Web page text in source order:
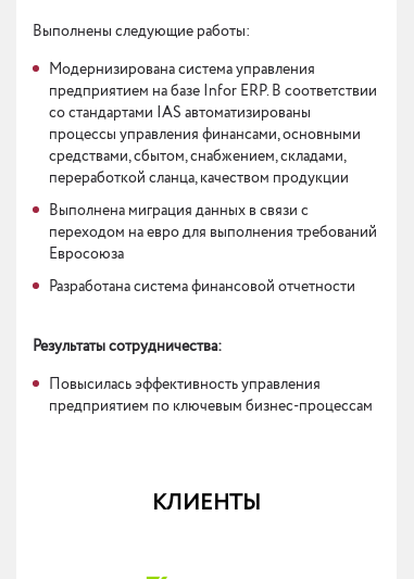
Выполнены следующие работы:
Модернизирована система управления
предприятием на базе Infor ERP. В соответствии
со стандартами IAS автоматизированы
процессы управления финансами, основными
средствами, сбытом, снабжением, складами,
переработкой сланца, качеством продукции
Выполнена миграция данных в связи с
переходом на евро для выполнения требований
Евросоюза
Разработана система финансовой отчетности
Результаты сотрудничества:
Повысилась эффективность управления
предприятием по ключевым бизнес-процессам
КЛИЕНТЫ